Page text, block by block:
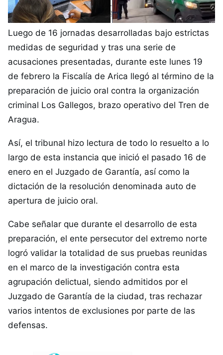
Luego de 16 jornadas desarrolladas bajo estrictas
medidas de seguridad y tras una serie de
acusaciones presentadas, durante este lunes 19
de febrero la Fiscalía de Arica llegó al término de la
preparación de juicio oral contra la organización
criminal Los Gallegos, brazo operativo del Tren de
Aragua.
Así, el tribunal hizo lectura de todo lo resuelto a lo
largo de esta instancia que inició el pasado 16 de
enero en el Juzgado de Garantía, así como la
dictación de la resolución denominada auto de
apertura de juicio oral.
Cabe señalar que durante el desarrollo de esta
preparación, el ente persecutor del extremo norte
logró validar la totalidad de sus pruebas reunidas
en el marco de la investigación contra esta
agrupación delictual, siendo admitidos por el
Juzgado de Garantía de la ciudad, tras rechazar
varios intentos de exclusiones por parte de las
defensas.